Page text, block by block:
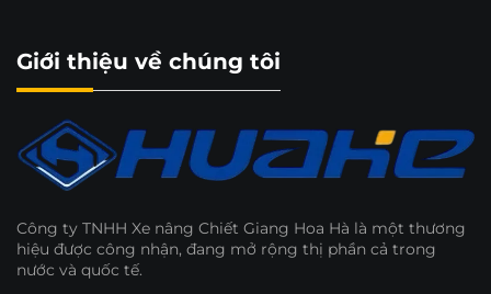
Giới thiệu về chúng tôi
Công ty TNHH Xe nâng Chiết Giang Hoa Hà là một thương
hiệu được công nhận, đang mở rộng thị phần cả trong
nước và quốc tế.